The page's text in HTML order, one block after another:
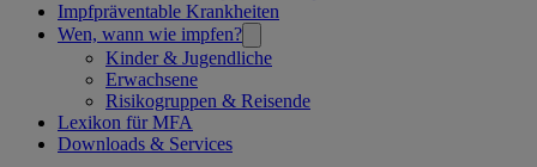
Impfpräventable Krankheiten
Wen, wann wie impfen?
Kinder & Jugendliche
Erwachsene
Risikogruppen & Reisende
Lexikon für MFA
Downloads & Services